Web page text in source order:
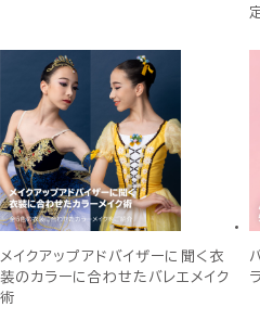
メイクアップアドバイザーに聞く衣
装のカラーに合わせたバレエメイク
術